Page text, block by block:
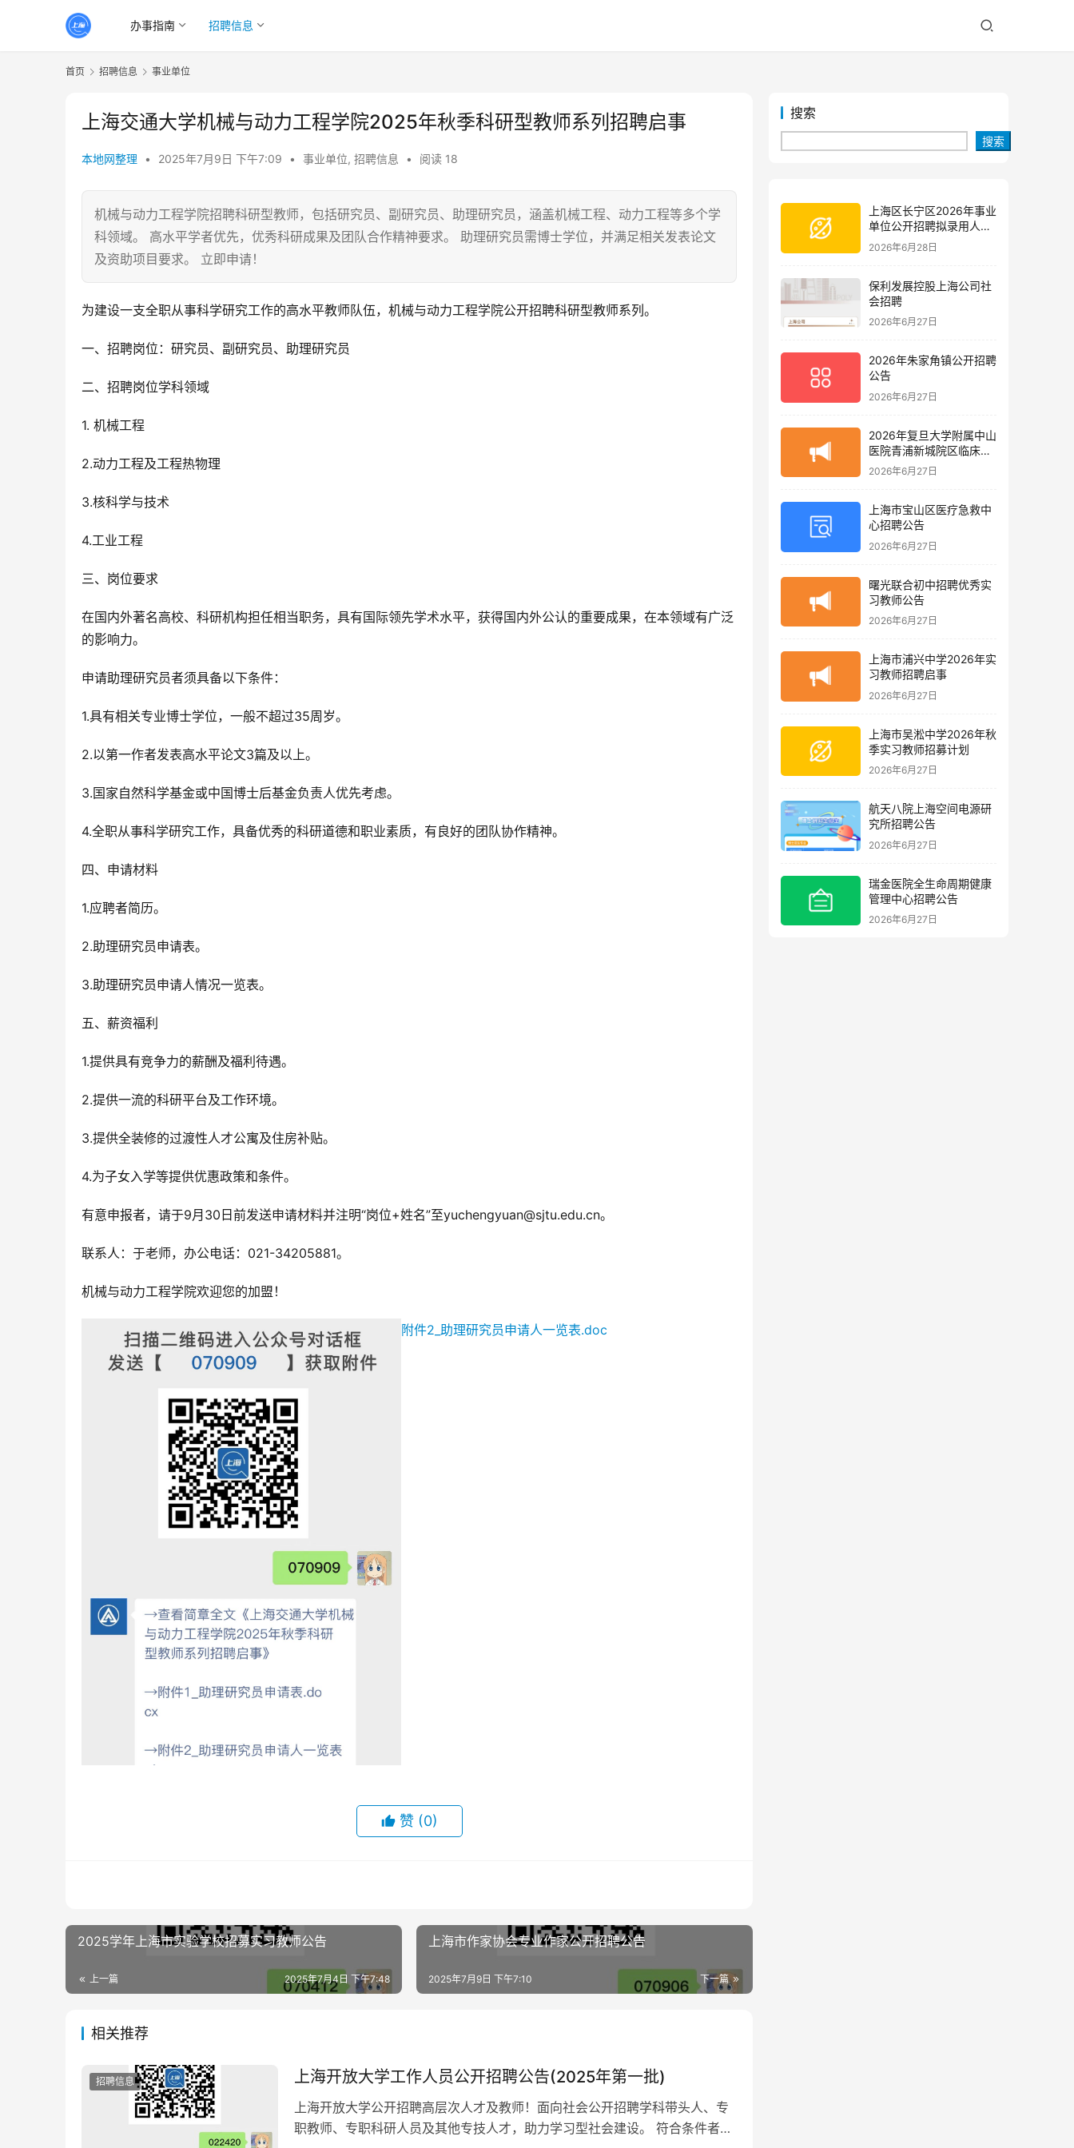
办事指南 招聘信息
首页 招聘信息 事业单位
上海交通大学机械与动力工程学院2025年秋季科研型教师系列招聘启事
本地网整理 • 2025年7月9日 下午7:09 • 事业单位, 招聘信息 • 阅读 18
机械与动力工程学院招聘科研型教师，包括研究员、副研究员、助理研究员，涵盖机械工程、动力工程等多个学
科领域。 高水平学者优先，优秀科研成果及团队合作精神要求。 助理研究员需博士学位，并满足相关发表论文
及资助项目要求。 立即申请！
为建设一支全职从事科学研究工作的高水平教师队伍，机械与动力工程学院公开招聘科研型教师系列。
一、招聘岗位：研究员、副研究员、助理研究员
二、招聘岗位学科领域
1. 机械工程
2.动力工程及工程热物理
3.核科学与技术
4.工业工程
三、岗位要求
在国内外著名高校、科研机构担任相当职务，具有国际领先学术水平，获得国内外公认的重要成果，在本领域有广泛
的影响力。
申请助理研究员者须具备以下条件：
1.具有相关专业博士学位，一般不超过35周岁。
2.以第一作者发表高水平论文3篇及以上。
3.国家自然科学基金或中国博士后基金负责人优先考虑。
4.全职从事科学研究工作，具备优秀的科研道德和职业素质，有良好的团队协作精神。
四、申请材料
1.应聘者简历。
2.助理研究员申请表。
3.助理研究员申请人情况一览表。
五、薪资福利
1.提供具有竞争力的薪酬及福利待遇。
2.提供一流的科研平台及工作环境。
3.提供全装修的过渡性人才公寓及住房补贴。
4.为子女入学等提供优惠政策和条件。
有意申报者，请于9月30日前发送申请材料并注明“岗位+姓名”至yuchengyuan@sjtu.edu.cn。
联系人：于老师，办公电话：021-34205881。
机械与动力工程学院欢迎您的加盟！
附件2_助理研究员申请人一览表.doc
赞 (0)
2025学年上海市实验学校招募实习教师公告
上一篇 2025年7月4日 下午7:48
上海市作家协会专业作家公开招聘公告
下一篇
2025年7月9日 下午7:10
相关推荐
招聘信息 上海开放大学工作人员公开招聘公告(2025年第一批)
上海开放大学公开招聘高层次人才及教师！面向社会公开招聘学科带头人、专
职教师、专职科研人员及其他专技人才，助力学习型社会建设。 符合条件者请
搜索
搜索
上海区长宁区2026年事业
单位公开招聘拟录用人员
公示(第三批)
2026年6月28日
保利发展控股上海公司社
会招聘
2026年6月27日
2026年朱家角镇公开招聘
公告
2026年6月27日
2026年复旦大学附属中山
医院青浦新城院区临床护
理岗位招聘启事
2026年6月27日
上海市宝山区医疗急救中
心招聘公告
2026年6月27日
曙光联合初中招聘优秀实
习教师公告
2026年6月27日
上海市浦兴中学2026年实
习教师招聘启事
2026年6月27日
上海市吴淞中学2026年秋
季实习教师招募计划
2026年6月27日
航天八院上海空间电源研
究所招聘公告
2026年6月27日
瑞金医院全生命周期健康
管理中心招聘公告
2026年6月27日